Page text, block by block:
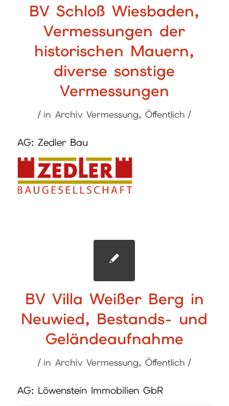
BV Schloß Wiesbaden,
Vermessungen der
historischen Mauern,
diverse sonstige
Vermessungen
/ inArchiv Vermessung,Öffentlich /
AG: Zedler Bau
BV Villa Weißer Berg in
Neuwied, Bestands- und
Geländeaufnahme
/ inArchiv Vermessung,Öffentlich /
AG: Löwenstein Immobilien GbR